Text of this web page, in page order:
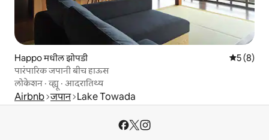
Happo मधील झोपडी 5 पैकी 5
5 (8)
पारंपारिक जपानी बीच हाऊस
लोकेशन ·व्ह्यू · आदरातिथ्य
Airbnb जपान Lake Towada